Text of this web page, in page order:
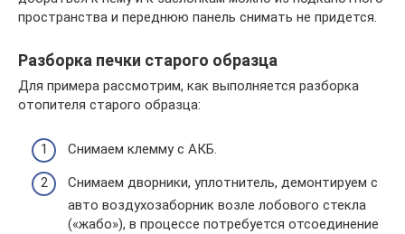
пространства и переднюю панель снимать не придется.
Разборка печки старого образца
Для примера рассмотрим, как выполняется разборка
отопителя старого образца:
Снимаем клемму с АКБ.
Снимаем дворники, уплотнитель, демонтируем с
авто воздухозаборник возле лобового стекла
(«жабо»), в процессе потребуется отсоединение